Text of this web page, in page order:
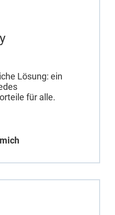
Lösung: ein
für alle.